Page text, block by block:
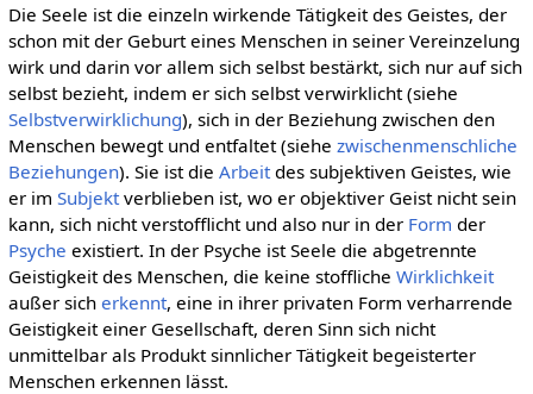
Die Seele ist die einzeln wirkende Tätigkeit des Geistes, der
schon mit der Geburt eines Menschen in seiner Vereinzelung
wirk und darin vor allem sich selbst bestärkt, sich nur auf sich
selbst bezieht, indem er sich selbst verwirklicht (siehe
Selbstverwirklichung), sich in der Beziehung zwischen den
Menschen bewegt und entfaltet (siehe zwischenmenschliche
Beziehungen). Sie ist die Arbeitdes subjektiven Geistes, wie
er im Subjektverblieben ist, wo er objektiver Geist nicht sein
kann, sich nicht verstofflicht und also nur in der Form der
Psyche existiert. In der Psyche ist Seele die abgetrennte
Geistigkeit des Menschen, die keine stoffliche Wirklichkeit
außer sich erkennt, eine in ihrer privaten Form verharrende
Geistigkeit einer Gesellschaft, deren Sinn sich nicht
unmittelbar als Produkt sinnlicher Tätigkeit begeisterter
Menschen erkennen lässt.